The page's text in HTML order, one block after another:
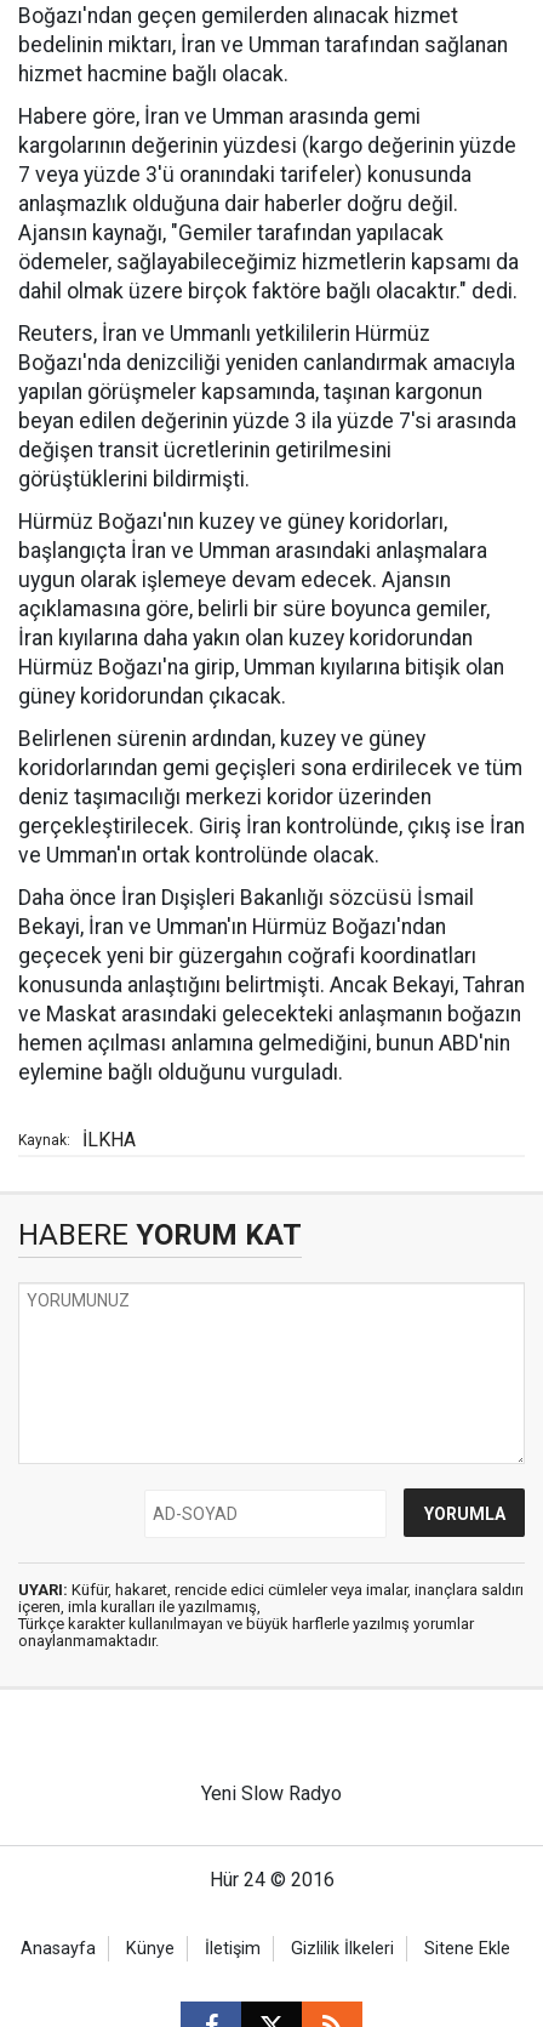
Boğazı'ndan geçen gemilerden alınacak hizmet
bedelinin miktarı, İran ve Umman tarafından sağlanan
hizmet hacmine bağlı olacak.
Habere göre, İran ve Umman arasında gemi
kargolarının değerinin yüzdesi (kargo değerinin yüzde
7 veya yüzde 3'ü oranındaki tarifeler) konusunda
anlaşmazlık olduğuna dair haberler doğru değil.
Ajansın kaynağı, "Gemiler tarafından yapılacak
ödemeler, sağlayabileceğimiz hizmetlerin kapsamı da
dahil olmak üzere birçok faktöre bağlı olacaktır." dedi.
Reuters, İran ve Ummanlı yetkililerin Hürmüz
Boğazı'nda denizciliği yeniden canlandırmak amacıyla
yapılan görüşmeler kapsamında, taşınan kargonun
beyan edilen değerinin yüzde 3 ila yüzde 7'si arasında
değişen transit ücretlerinin getirilmesini
görüştüklerini bildirmişti.
Hürmüz Boğazı'nın kuzey ve güney koridorları,
başlangıçta İran ve Umman arasındaki anlaşmalara
uygun olarak işlemeye devam edecek. Ajansın
açıklamasına göre, belirli bir süre boyunca gemiler,
İran kıyılarına daha yakın olan kuzey koridorundan
Hürmüz Boğazı'na girip, Umman kıyılarına bitişik olan
güney koridorundan çıkacak.
Belirlenen sürenin ardından, kuzey ve güney
koridorlarından gemi geçişleri sona erdirilecek ve tüm
deniz taşımacılığı merkezi koridor üzerinden
gerçekleştirilecek. Giriş İran kontrolünde, çıkış ise İran
ve Umman'ın ortak kontrolünde olacak.
Daha önce İran Dışişleri Bakanlığı sözcüsü İsmail
Bekayi, İran ve Umman'ın Hürmüz Boğazı'ndan
geçecek yeni bir güzergahın coğrafi koordinatları
konusunda anlaştığını belirtmişti. Ancak Bekayi, Tahran
ve Maskat arasındaki gelecekteki anlaşmanın boğazın
hemen açılması anlamına gelmediğini, bunun ABD'nin
eylemine bağlı olduğunu vurguladı.
Kaynak: İLKHA
HABERE YORUM KAT
UYARI: Küfür, hakaret, rencide edici cümleler veya imalar, inançlara saldırı
içeren, imla kuralları ile yazılmamış,
Türkçe karakter kullanılmayan ve büyük harflerle yazılmış yorumlar
onaylanmamaktadır.
Yeni Slow Radyo
Hür 24 © 2016
Anasayfa Künye İletişim Gizlilik İlkeleri Sitene Ekle